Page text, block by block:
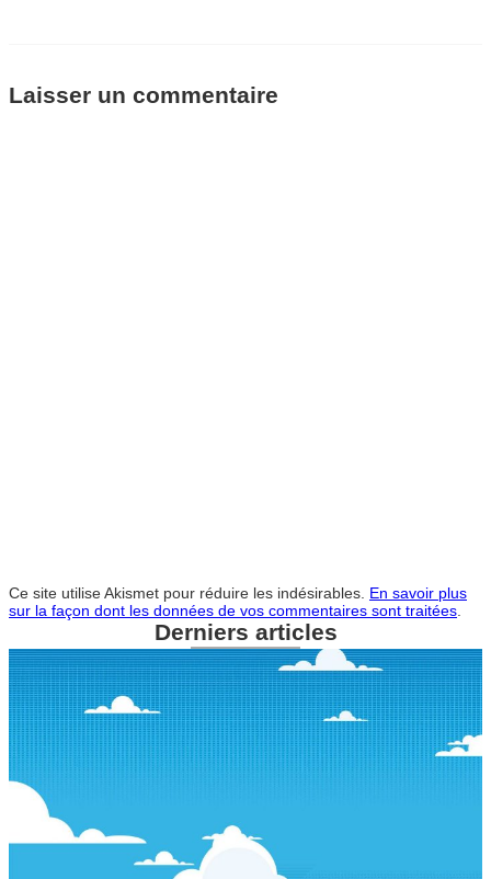
Laisser un commentaire
Ce site utilise Akismet pour réduire les indésirables. En savoir plus
sur la façon dont les données de vos commentaires sont traitées
Derniers articles